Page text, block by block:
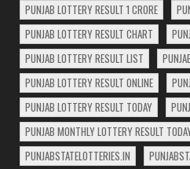
PUNJAB LOTTERY RESULT 1 CRORE
PUNJAB LOTTERY RESULT CHART
PUNJAB LOTTERY RESULT LIST
PUNJAB LOTTERY RESULT ONLINE
PUNJAB LOTTERY RESULT TODAY
PUNJAB MONTHLY LOTTERY RESULT
PUNJABSTATELOTTERIES.IN